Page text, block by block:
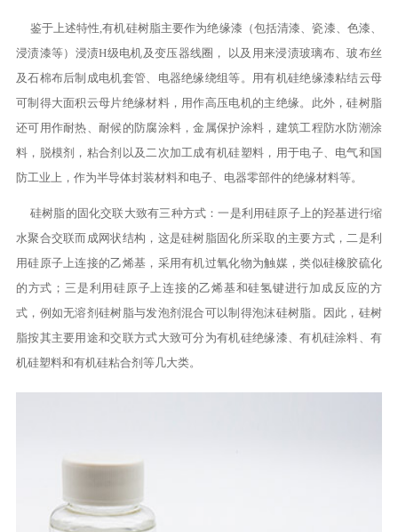
鉴于上述特性,有机硅树脂主要作为绝缘漆（包括清漆、瓷漆、色漆、
浸渍漆等）浸渍H级电机及变压器线圈， 以及用来浸渍玻璃布、玻布丝
及石棉布后制成电机套管、电器绝缘绕组等。用有机硅绝缘漆粘结云母
可制得大面积云母片绝缘材料，用作高压电机的主绝缘。此外，硅树脂
还可用作耐热、耐候的防腐涂料，金属保护涂料，建筑工程防水防潮涂
料，脱模剂，粘合剂以及二次加工成有机硅塑料，用于电子、电气和国
防工业上，作为半导体封装材料和电子、电器零部件的绝缘材料等。
硅树脂的固化交联大致有三种方式：一是利用硅原子上的羟基进行缩
水聚合交联而成网状结构，这是硅树脂固化所采取的主要方式，二是利
用硅原子上连接的乙烯基，采用有机过氧化物为触媒，类似硅橡胶硫化
的方式；三是利用硅原子上连接的乙烯基和硅氢键进行加成反应的方
式，例如无溶剂硅树脂与发泡剂混合可以制得泡沫硅树脂。因此，硅树
脂按其主要用途和交联方式大致可分为有机硅绝缘漆、有机硅涂料、有
机硅塑料和有机硅粘合剂等几大类。